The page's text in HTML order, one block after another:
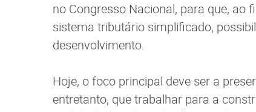
no Congresso Nacional, para que, ao
sistema tributário simplificado,
desenvolvimento.
Hoje, o foco principal deve ser a
entretanto, que trabalhar para a